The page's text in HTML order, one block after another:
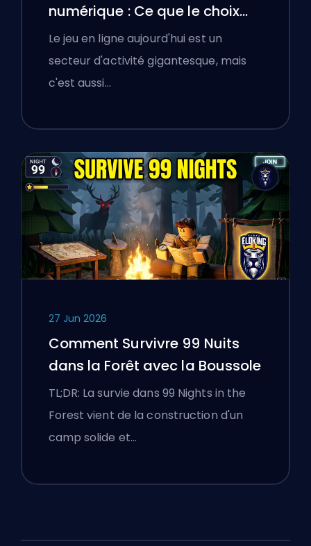
numérique : Ce que le choix
d'une plateforme de boosting
a appris aux joueurs polonais
sur la vérification des services
Le jeu en ligne aujourd'hui est un
secteur d'activité gigantesque, mais
c'est aussi…
27 Jun 2026
Comment Survivre 99 Nuits
dans la Forêt avec la Boussole
TL;DR: La survie dans 99 Nights in the
Forest vient de la construction d'un
camp solide et…